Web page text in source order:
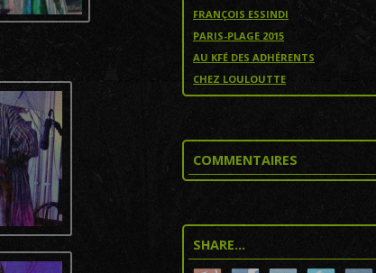
FRANÇOIS ESSINDI
PARIS-PLAGE 2015
AU KFÉ DES ADHÉRENTS
CHEZ LOULOUTTE
COMMENTAIRES
SHARE…